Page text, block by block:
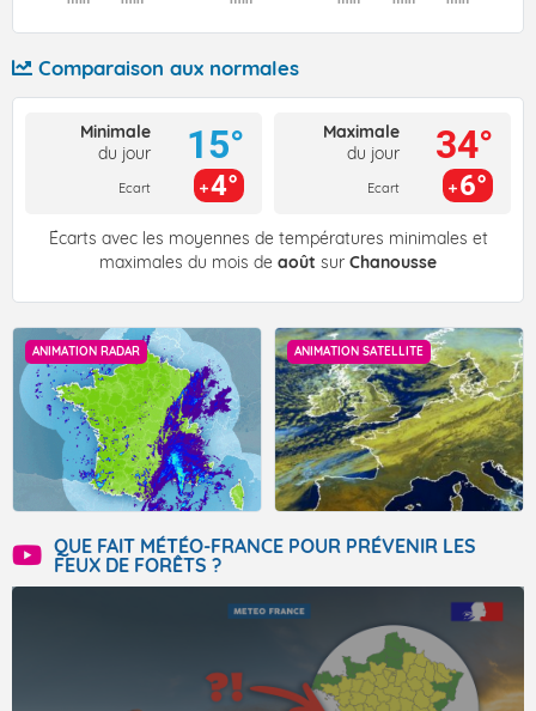
Comparaison aux normales
Minimale
du jour
Ecart
15°
4°
Maximale
du jour
Ecart
34°
6°
Écarts avec les moyennes de températures minimales et
maximales du mois de août sur Chanousse
ANIMATION RADAR ANIMATION SATELLITE
QUE FAIT MÉTÉO-FRANCE POUR PRÉVENIR LES
FEUX DE FORÊTS ?